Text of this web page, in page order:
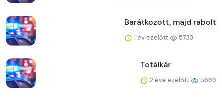
Barátkozott, majd rabolt
1 év ezelőtt 5733
Totálkár
2 éve ezelőtt 5669